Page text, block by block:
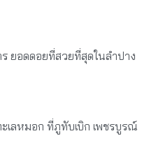
ร ยอดดอยที่สวยที่สุดในลำปาง
เลหมอก ที่ภูทับเบิก เพชรบูรณ์